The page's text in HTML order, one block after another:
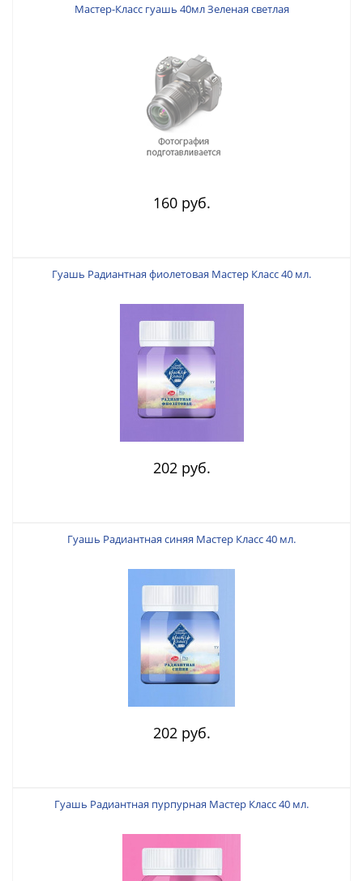
Мастер-Класс гуашь 40мл Зеленая светлая
160 руб.
Гуашь Радиантная фиолетовая Мастер Класс 40 мл.
202 руб.
Гуашь Радиантная синяя Мастер Класс 40 мл.
202 руб.
Гуашь Радиантная пурпурная Мастер Класс 40 мл.